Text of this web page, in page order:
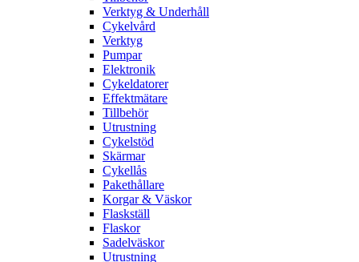
Verktyg & Underhåll
Cykelvård
Verktyg
Pumpar
Elektronik
Cykeldatorer
Effektmätare
Tillbehör
Utrustning
Cykelstöd
Skärmar
Cykellås
Pakethållare
Korgar & Väskor
Flaskställ
Flaskor
Sadelväskor
Utrustning